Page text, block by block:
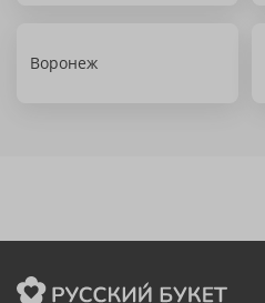
Воронеж